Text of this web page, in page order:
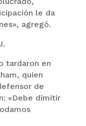
le da
agregó.
tardaron en
quien
de
«Debe dimitir